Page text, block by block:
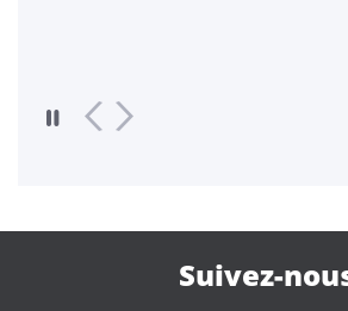
Suivez-